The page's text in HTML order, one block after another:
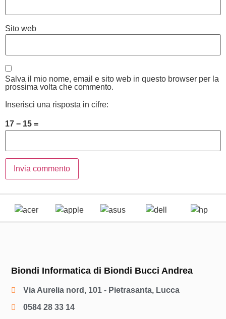
Sito web
Salva il mio nome, email e sito web in questo browser per la
prossima volta che commento.
Inserisci una risposta in cifre:
17 − 15 =
Biondi Informatica di Biondi Bucci Andrea
Via Aurelia nord, 101 - Pietrasanta, Lucca
0584 28 33 14